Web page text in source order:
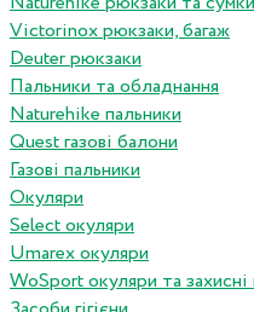
Victorinox рюкзаки, багаж
Deuter рюкзаки
Пальники та обладнання
Naturehike пальники
Quest газові балони
Газові пальники
Окуляри
Select окуляри
Umarex окуляри
WoSport окуляри та захисні